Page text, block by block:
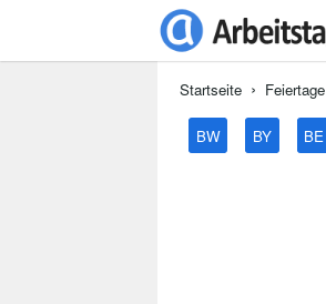
Startseite Feiertage
BW BY BE